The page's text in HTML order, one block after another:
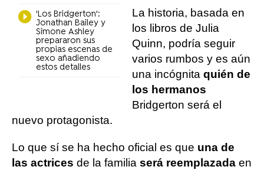
'Los Bridgerton':
Jonathan Bailey y
Simone Ashley
prepararon sus
propias escenas de
sexo añadiendo
estos detalles
La historia, basada en
los libros de Julia
Quinn, podría seguir
varios rumbos y es aún
una incógnita quién de
los hermanos
Bridgerton será el
nuevo protagonista.
Lo que sí se ha hecho oficial es que una de
las actrices de la familia será reemplazada en